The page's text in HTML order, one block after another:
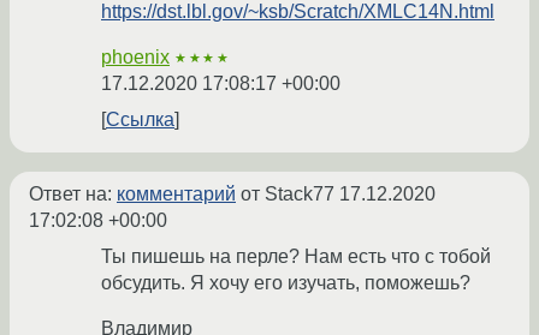
https://dst.lbl.gov/~ksb/Scratch/XMLC14N.html
phoenix ★★★★
17.12.2020 17:08:17 +00:00
Ссылка
Ответ на: комментарий от Stack77 17.12.2020
17:02:08 +00:00
Ты пишешь на перле? Нам есть что с тобой
обсудить. Я хочу его изучать, поможешь?
Владимир